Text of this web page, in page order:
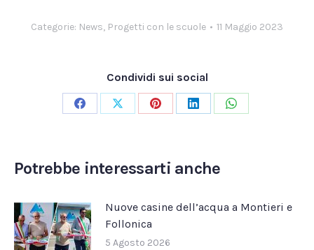
Categorie: News, Progetti con le scuole 11 Maggio 2023
Condividi sui social
CondividiCondividiCondividiCondividiCondividi
Potrebbe interessarti anche
Nuove casine dell’acqua a Montieri e
Follonica
5 Agosto 2026